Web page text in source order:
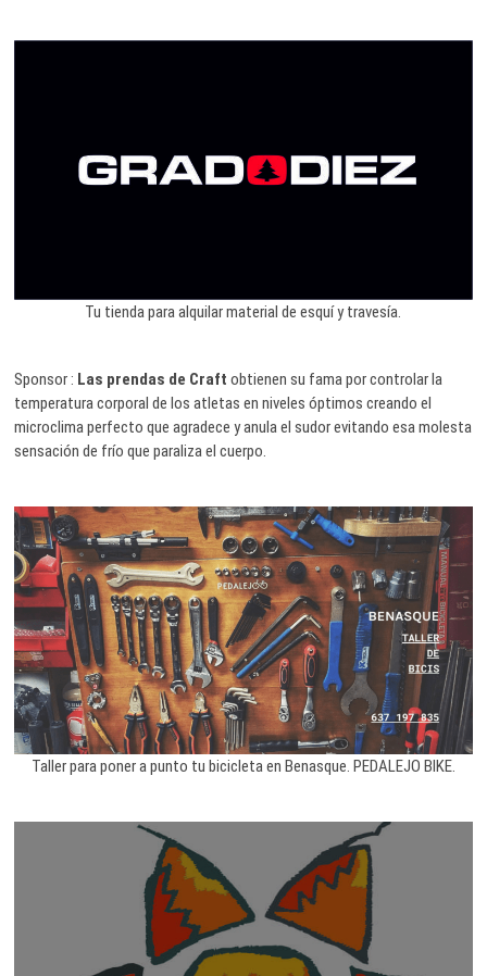
Tu tienda para alquilar material de esquí y travesía.
Sponsor : Las prendas de Craft obtienen su fama por controlar la
temperatura corporal de los atletas en niveles óptimos creando el
microclima perfecto que agradece y anula el sudor evitando esa molesta
sensación de frío que paraliza el cuerpo.
Taller para poner a punto tu bicicleta en Benasque. PEDALEJO BIKE.